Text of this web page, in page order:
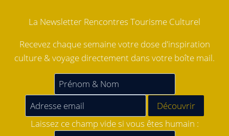
La Newsletter Rencontres Tourisme Culturel
Recevez chaque semaine votre dose d'inspiration
culture & voyage directement dans votre boîte mail.
Laissez ce champ vide si vous êtes humain :